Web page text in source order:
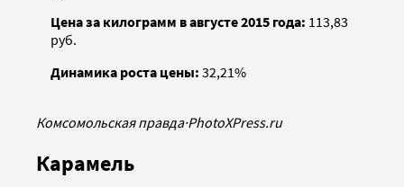
Цена за килограмм в августе 2015 года: 113,83
руб.
Динамика роста цены: 32,21%
Комсомольская правда·PhotoXPress.ru
Карамель